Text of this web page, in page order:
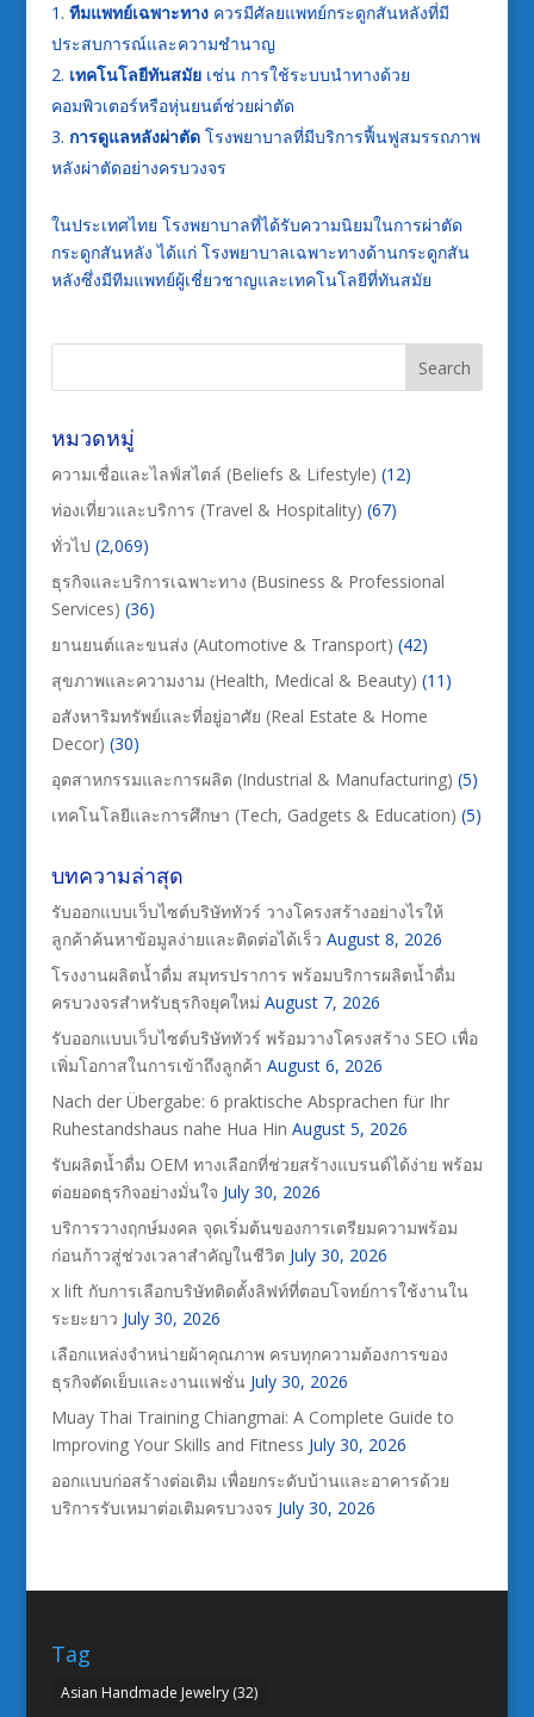
ทีมแพทย์เฉพาะทางควรมีศัลยแพทย์กระดูกสันหลังที่มี
ประสบการณ์และความชำนาญ
เทคโนโลยีทันสมัยเช่น การใช้ระบบนำทางด้วย
คอมพิวเตอร์หรือหุ่นยนต์ช่วยผ่าตัด
การดูแลหลังผ่าตัดโรงพยาบาลที่มีบริการฟื้นฟูสมรรถภาพ
หลังผ่าตัดอย่างครบวงจร
ในประเทศไทย โรงพยาบาลที่ได้รับความนิยมในการผ่าตัด
กระดูกสันหลัง ได้แก่ โรงพยาบาลเฉพาะทางด้านกระดูกสัน
หลังซึ่งมีทีมแพทย์ผู้เชี่ยวชาญและเทคโนโลยีที่ทันสมัย
หมวดหมู่
ความเชื่อและไลฟ์สไตล์ (Beliefs & Lifestyle) (12)
ท่องเที่ยวและบริการ (Travel & Hospitality) (67)
ทั่วไป (2,069)
ธุรกิจและบริการเฉพาะทาง (Business & Professional
Services) (36)
ยานยนต์และขนส่ง (Automotive & Transport) (42)
สุขภาพและความงาม (Health, Medical & Beauty) (11)
อสังหาริมทรัพย์และที่อยู่อาศัย (Real Estate & Home
Decor) (30)
อุตสาหกรรมและการผลิต (Industrial & Manufacturing) (5)
เทคโนโลยีและการศึกษา (Tech, Gadgets & Education) (5)
บทความล่าสุด
รับออกแบบเว็บไซต์บริษัททัวร์ วางโครงสร้างอย่างไรให้
ลูกค้าค้นหาข้อมูลง่ายและติดต่อได้เร็ว August 8, 2026
โรงงานผลิตน้ำดื่ม สมุทรปราการ พร้อมบริการผลิตน้ำดื่ม
ครบวงจรสำหรับธุรกิจยุคใหม่ August 7, 2026
รับออกแบบเว็บไซต์บริษัททัวร์ พร้อมวางโครงสร้าง SEO เพื่อ
เพิ่มโอกาสในการเข้าถึงลูกค้า August 6, 2026
Nach der Übergabe: 6 praktische Absprachen für Ihr
Ruhestandshaus nahe Hua Hin August 5, 2026
รับผลิตน้ำดื่ม OEM ทางเลือกที่ช่วยสร้างแบรนด์ได้ง่าย พร้อม
ต่อยอดธุรกิจอย่างมั่นใจ July 30, 2026
บริการวางฤกษ์มงคล จุดเริ่มต้นของการเตรียมความพร้อม
ก่อนก้าวสู่ช่วงเวลาสำคัญในชีวิต July 30, 2026
x lift กับการเลือกบริษัทติดตั้งลิฟท์ที่ตอบโจทย์การใช้งานใน
ระยะยาว July 30, 2026
เลือกแหล่งจำหน่ายผ้าคุณภาพ ครบทุกความต้องการของ
ธุรกิจตัดเย็บและงานแฟชั่น July 30, 2026
Muay Thai Training Chiangmai: A Complete Guide to
Improving Your Skills and Fitness July 30, 2026
ออกแบบก่อสร้างต่อเติม เพื่อยกระดับบ้านและอาคารด้วย
บริการรับเหมาต่อเติมครบวงจร July 30, 2026
Tag
Asian Handmade Jewelry(32)